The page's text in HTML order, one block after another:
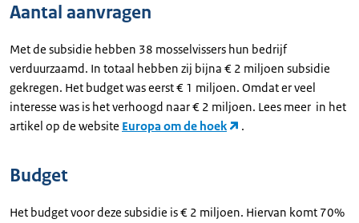
Aantal aanvragen
Met de subsidie hebben 38 mosselvissers hun bedrijf
verduurzaamd. In totaal hebben zij bijna € 2 miljoen subsidie
gekregen. Het budget was eerst € 1 miljoen. Omdat er veel
interesse was is het verhoogd naar € 2 miljoen. Lees meer in het
artikel op de website Europa om de hoek .
Budget
Het budget voor deze subsidie is € 2 miljoen. Hiervan komt 70%